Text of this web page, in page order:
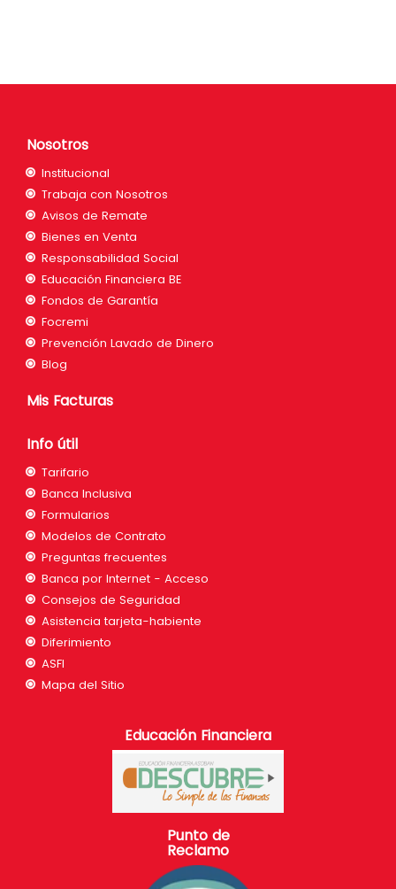
Nosotros
Institucional
Trabaja con Nosotros
Avisos de Remate
Bienes en Venta
Responsabilidad Social
Educación Financiera BE
Fondos de Garantía
Focremi
Prevención Lavado de Dinero
Blog
Mis Facturas
Info útil
Tarifario
Banca Inclusiva
Formularios
Modelos de Contrato
Preguntas frecuentes
Banca por Internet - Acceso
Consejos de Seguridad
Asistencia tarjeta-habiente
Diferimiento
ASFI
Mapa del Sitio
Educación Financiera
Punto de
Reclamo